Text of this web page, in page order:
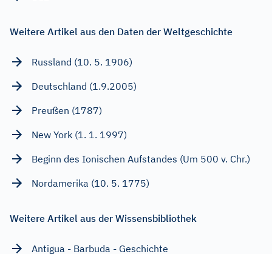
Weitere Artikel aus den Daten der Weltgeschichte
Russland (10. 5. 1906)
Deutschland (1.9.2005)
Preußen (1787)
New York (1. 1. 1997)
Beginn des Ionischen Aufstandes (Um 500 v. Chr.)
Nordamerika (10. 5. 1775)
Weitere Artikel aus der Wissensbibliothek
Antigua - Barbuda - Geschichte